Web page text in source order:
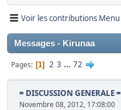
Voir les contributions Menu
Messages - Kirunaa
Pages 1 2 3 ... 72
= DISCUSSION GENERALE =
Novembre 08, 2012, 17:08:00